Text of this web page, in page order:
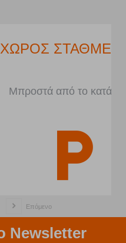
κατάστημα
Επόμενο
Newsletter